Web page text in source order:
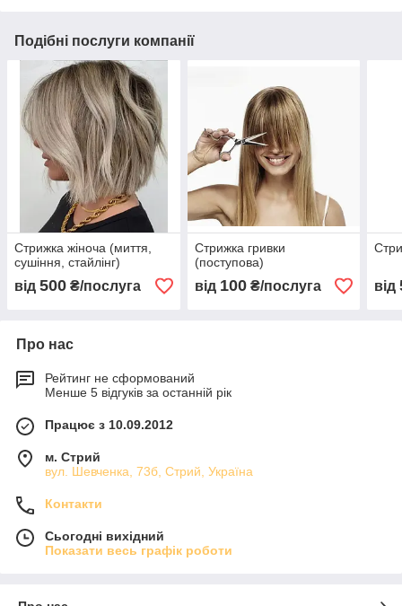
Подібні послуги компанії
Стрижка жіноча (миття,
сушіння, стайлінг)
від 500 ₴/послуга
Стрижка гривки
(поступова)
від 100₴/послуга від
Про нас
Рейтинг не сформований
Менше 5 відгуків за останній рік
Працює з 10.09.2012
м. Стрий
вул. Шевченка, 73б, Стрий, Україна
Контакти
Сьогодні вихідний
Показати весь графік роботи